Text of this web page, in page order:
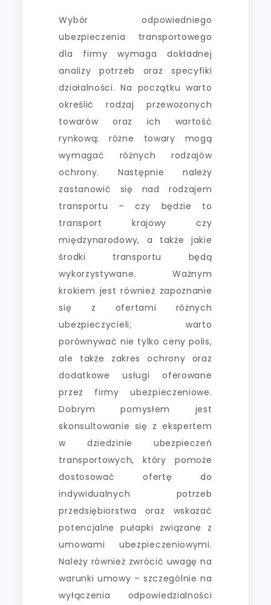
Wybór odpowiedniego
ubezpieczenia transportowego
dla firmy wymaga dokładnej
analizy potrzeb oraz specyfiki
działalności. Na początku warto
określić rodzaj przewożonych
towarów oraz ich wartość
rynkową; różne towary mogą
wymagać różnych rodzajów
ochrony. Następnie należy
zastanowić się nad rodzajem
transportu – czy będzie to
transport krajowy czy
międzynarodowy, a także jakie
środki transportu będą
wykorzystywane. Ważnym
krokiem jest również zapoznanie
się z ofertami różnych
ubezpieczycieli; warto
porównywać nie tylko ceny polis,
ale także zakres ochrony oraz
dodatkowe usługi oferowane
przez firmy ubezpieczeniowe.
Dobrym pomysłem jest
skonsultowanie się z ekspertem
w dziedzinie ubezpieczeń
transportowych, który pomoże
dostosować ofertę do
indywidualnych potrzeb
przedsiębiorstwa oraz wskazać
potencjalne pułapki związane z
umowami ubezpieczeniowymi.
Należy również zwrócić uwagę na
warunki umowy – szczególnie na
wyłączenia odpowiedzialności